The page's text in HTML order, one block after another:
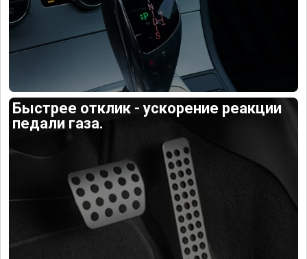
Быстрее отклик - ускорение реакции
педали газа.